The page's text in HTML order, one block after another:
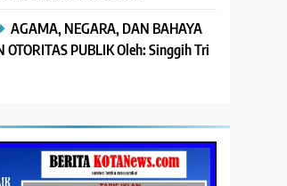
AGAMA, NEGARA, DAN BAHAYA
OTORITAS PUBLIK Oleh: Singgih Tri